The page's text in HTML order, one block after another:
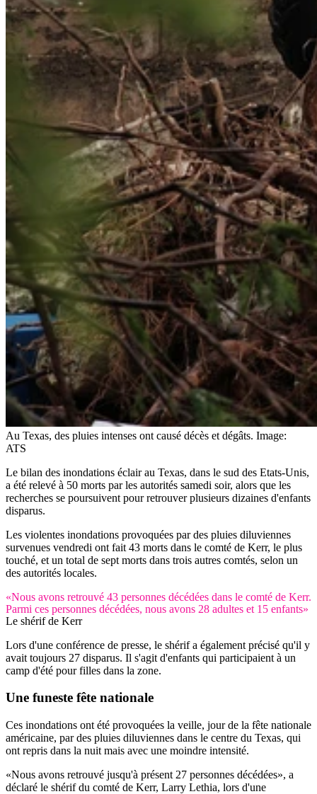
Au Texas, des pluies intenses ont causé décès et dégâts. Image:
ATS
Le bilan des inondations éclair au Texas, dans le sud des Etats-Unis,
a été relevé à 50 morts par les autorités samedi soir, alors que les
recherches se poursuivent pour retrouver plusieurs dizaines d'enfants
disparus.
Les violentes inondations provoquées par des pluies diluviennes
survenues vendredi ont fait 43 morts dans le comté de Kerr, le plus
touché, et un total de sept morts dans trois autres comtés, selon un
des autorités locales.
«Nous avons retrouvé 43 personnes décédées dans le comté de Kerr.
Parmi ces personnes décédées, nous avons 28 adultes et 15 enfants»
Le shérif de Kerr
Lors d'une conférence de presse, le shérif a également précisé qu'il y
avait toujours 27 disparus. Il s'agit d'enfants qui participaient à un
camp d'été pour filles dans la zone.
Une funeste fête nationale
Ces inondations ont été provoquées la veille, jour de la fête nationale
américaine, par des pluies diluviennes dans le centre du Texas, qui
ont repris dans la nuit mais avec une moindre intensité.
«Nous avons retrouvé jusqu'à présent 27 personnes décédées», a
déclaré le shérif du comté de Kerr, Larry Lethia, lors d'une